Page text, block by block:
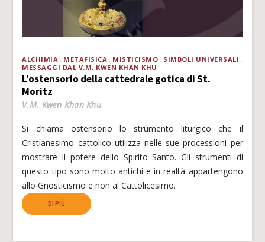
ALCHIMIA METAFISICA MISTICISMO
SIMBOLI UNIVERSALI
MESSAGGI DAL V.M. KWEN KHAN KHU
L’ostensorio della cattedrale gotica di St.
Moritz
V.M. Kwen Khan Khu
Si chiama ostensorio lo strumento liturgico che il
Cristianesimo cattolico utilizza nelle sue processioni per
mostrare il potere dello Spirito Santo. Gli strumenti di
questo tipo sono molto antichi e in realtà appartengono
allo Gnosticismo e non al Cattolicesimo.
DI PIÙ